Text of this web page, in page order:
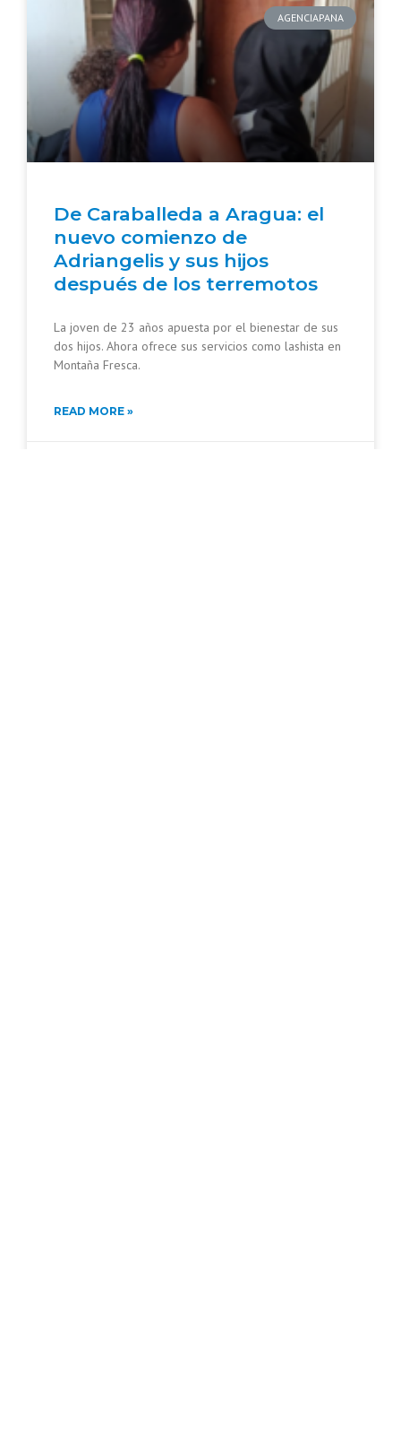
AGENCIAPANA
De Caraballeda a Aragua: el
nuevo comienzo de
Adriangelis y sus hijos
después de los terremotos
La joven de 23 años apuesta por el bienestar de sus
dos hijos. Ahora ofrece sus servicios como lashista en
Montaña Fresca.
READ MORE »